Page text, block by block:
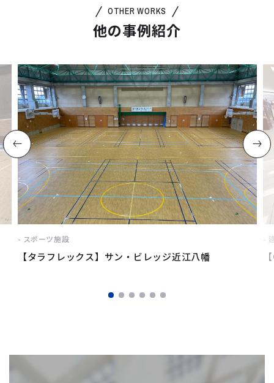
OTHER WORKS
他の事例紹介
スポーツ施設
【タラフレックス】サン・ビレッジ近江八幡